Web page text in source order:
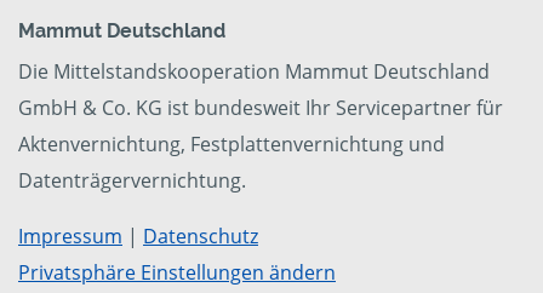
Mammut Deutschland
Die Mittelstandskooperation Mammut Deutschland
GmbH & Co. KG ist bundesweit Ihr Servicepartner für
Aktenvernichtung, Festplattenvernichtung und
Datenträgervernichtung.
Impressum | Datenschutz
Privatsphäre Einstellungen ändern